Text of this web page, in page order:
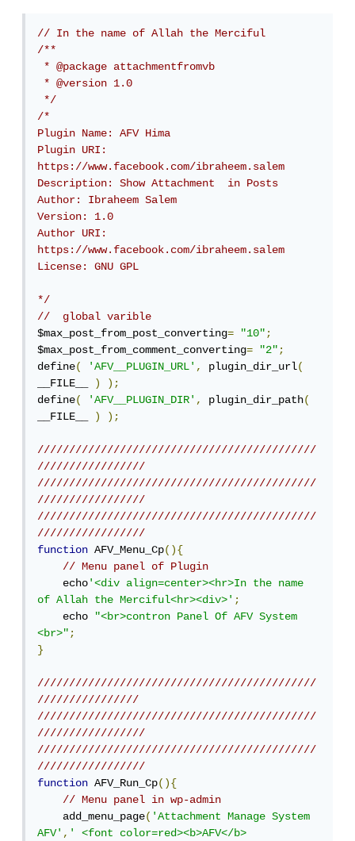
// In the name of Allah the Merciful
/**
* @package attachmentfromvb
* @version 1.0
*/
/*
Plugin Name: AFV Hima
Plugin URI:
https://www.facebook.com/ibraheem.salem
Description: Show Attachment  in Posts
Author: Ibraheem Salem
Version: 1.0
Author URI:
https://www.facebook.com/ibraheem.salem
License: GNU GPL
*/
//  global varible
$max_post_from_post_converting= "10";
$max_post_from_comment_converting= "2";
define( 'AFV__PLUGIN_URL', plugin_dir_url(
__FILE__ )
);
define( 'AFV__PLUGIN_DIR', plugin_dir_path(
__FILE__ ) );
////////////////////////////////////////////
/////////////////
////////////////////////////////////////////
/////////////////
////////////////////////////////////////////
/////////////////
function AFV_Menu_Cp(){
// Menu panel of Plugin
    echo
'<div align=center><hr>In the name
of Allah the Merciful<hr><div>';
    echo
"<br>contron Panel Of AFV System
<br>";
}
////////////////////////////////////////////
////////////////
////////////////////////////////////////////
/////////////////
////////////////////////////////////////////
/////////////////
function AFV_Run_Cp(){
// Menu panel in wp-admin
    add_menu_page
('Attachment Manage System
AFV',' <font color=red><b>AFV</b>